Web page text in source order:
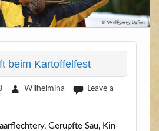
beim Kartoffelfest
Wilhelmina
Leave a
Gerupf­te Sau, Kin­